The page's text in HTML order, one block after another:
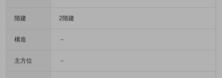
階建 2階建
構造 －
主方位 －